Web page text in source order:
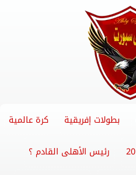
بطولات إفريقية كرة عالمية
رئيس الأهلى القادم ؟